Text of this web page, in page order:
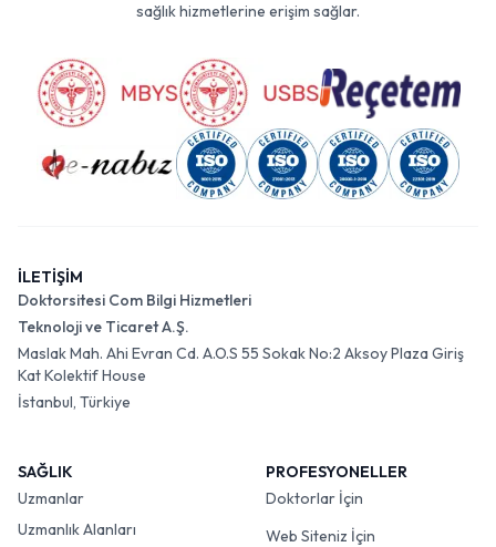
sağlık hizmetlerine erişim sağlar.
İLETİŞİM
Doktorsitesi Com Bilgi Hizmetleri
Teknoloji ve Ticaret A.Ş.
Maslak Mah. Ahi Evran Cd. A.O.S 55 Sokak No:2 Aksoy Plaza Giriş
Kat Kolektif House
İstanbul, Türkiye
SAĞLIK
Uzmanlar
Uzmanlık Alanları
PROFESYONELLER
Doktorlar İçin
Web Siteniz İçin